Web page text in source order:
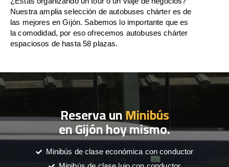
Nuestra amplia selección de autobuses chárter es de
las mejores en Gijón. Sabemos lo importante que es
la comodidad, por eso ofrecemos autobuses chárter
espaciosos de hasta 58 plazas.
Reserva unMinibús
en Gijón hoy mismo.
Minibús de clase económica con conductor